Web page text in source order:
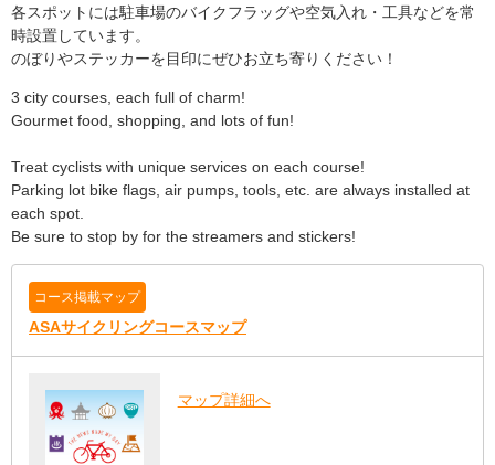
各スポットには駐車場のバイクフラッグや空気入れ・工具などを常
時設置しています。
のぼりやステッカーを目印にぜひお立ち寄りください！
3 city courses, each full of charm!
Gourmet food, shopping, and lots of fun!
Treat cyclists with unique services on each course!
Parking lot bike flags, air pumps, tools, etc. are always installed at
each spot.
Be sure to stop by for the streamers and stickers!
コース掲載マップ
ASAサイクリングコースマップ
マップ詳細へ